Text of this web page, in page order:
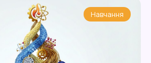
Навчання